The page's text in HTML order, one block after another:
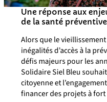
Une réponse aux
de la santé préventive
Alors que le
inégalités d’accès à la
défis majeurs pour les
Solidaire Siel Bleu
citoyenne et
financer des projets à